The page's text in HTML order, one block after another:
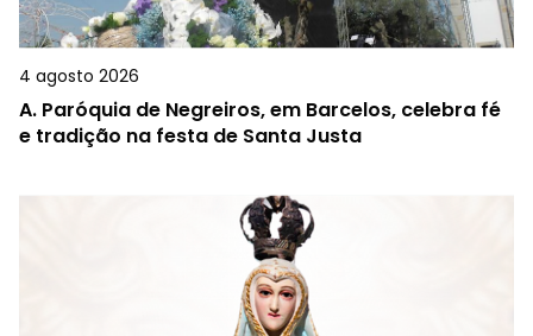
4 agosto 2026
A. Paróquia de Negreiros, em Barcelos, celebra fé
e tradição na festa de Santa Justa